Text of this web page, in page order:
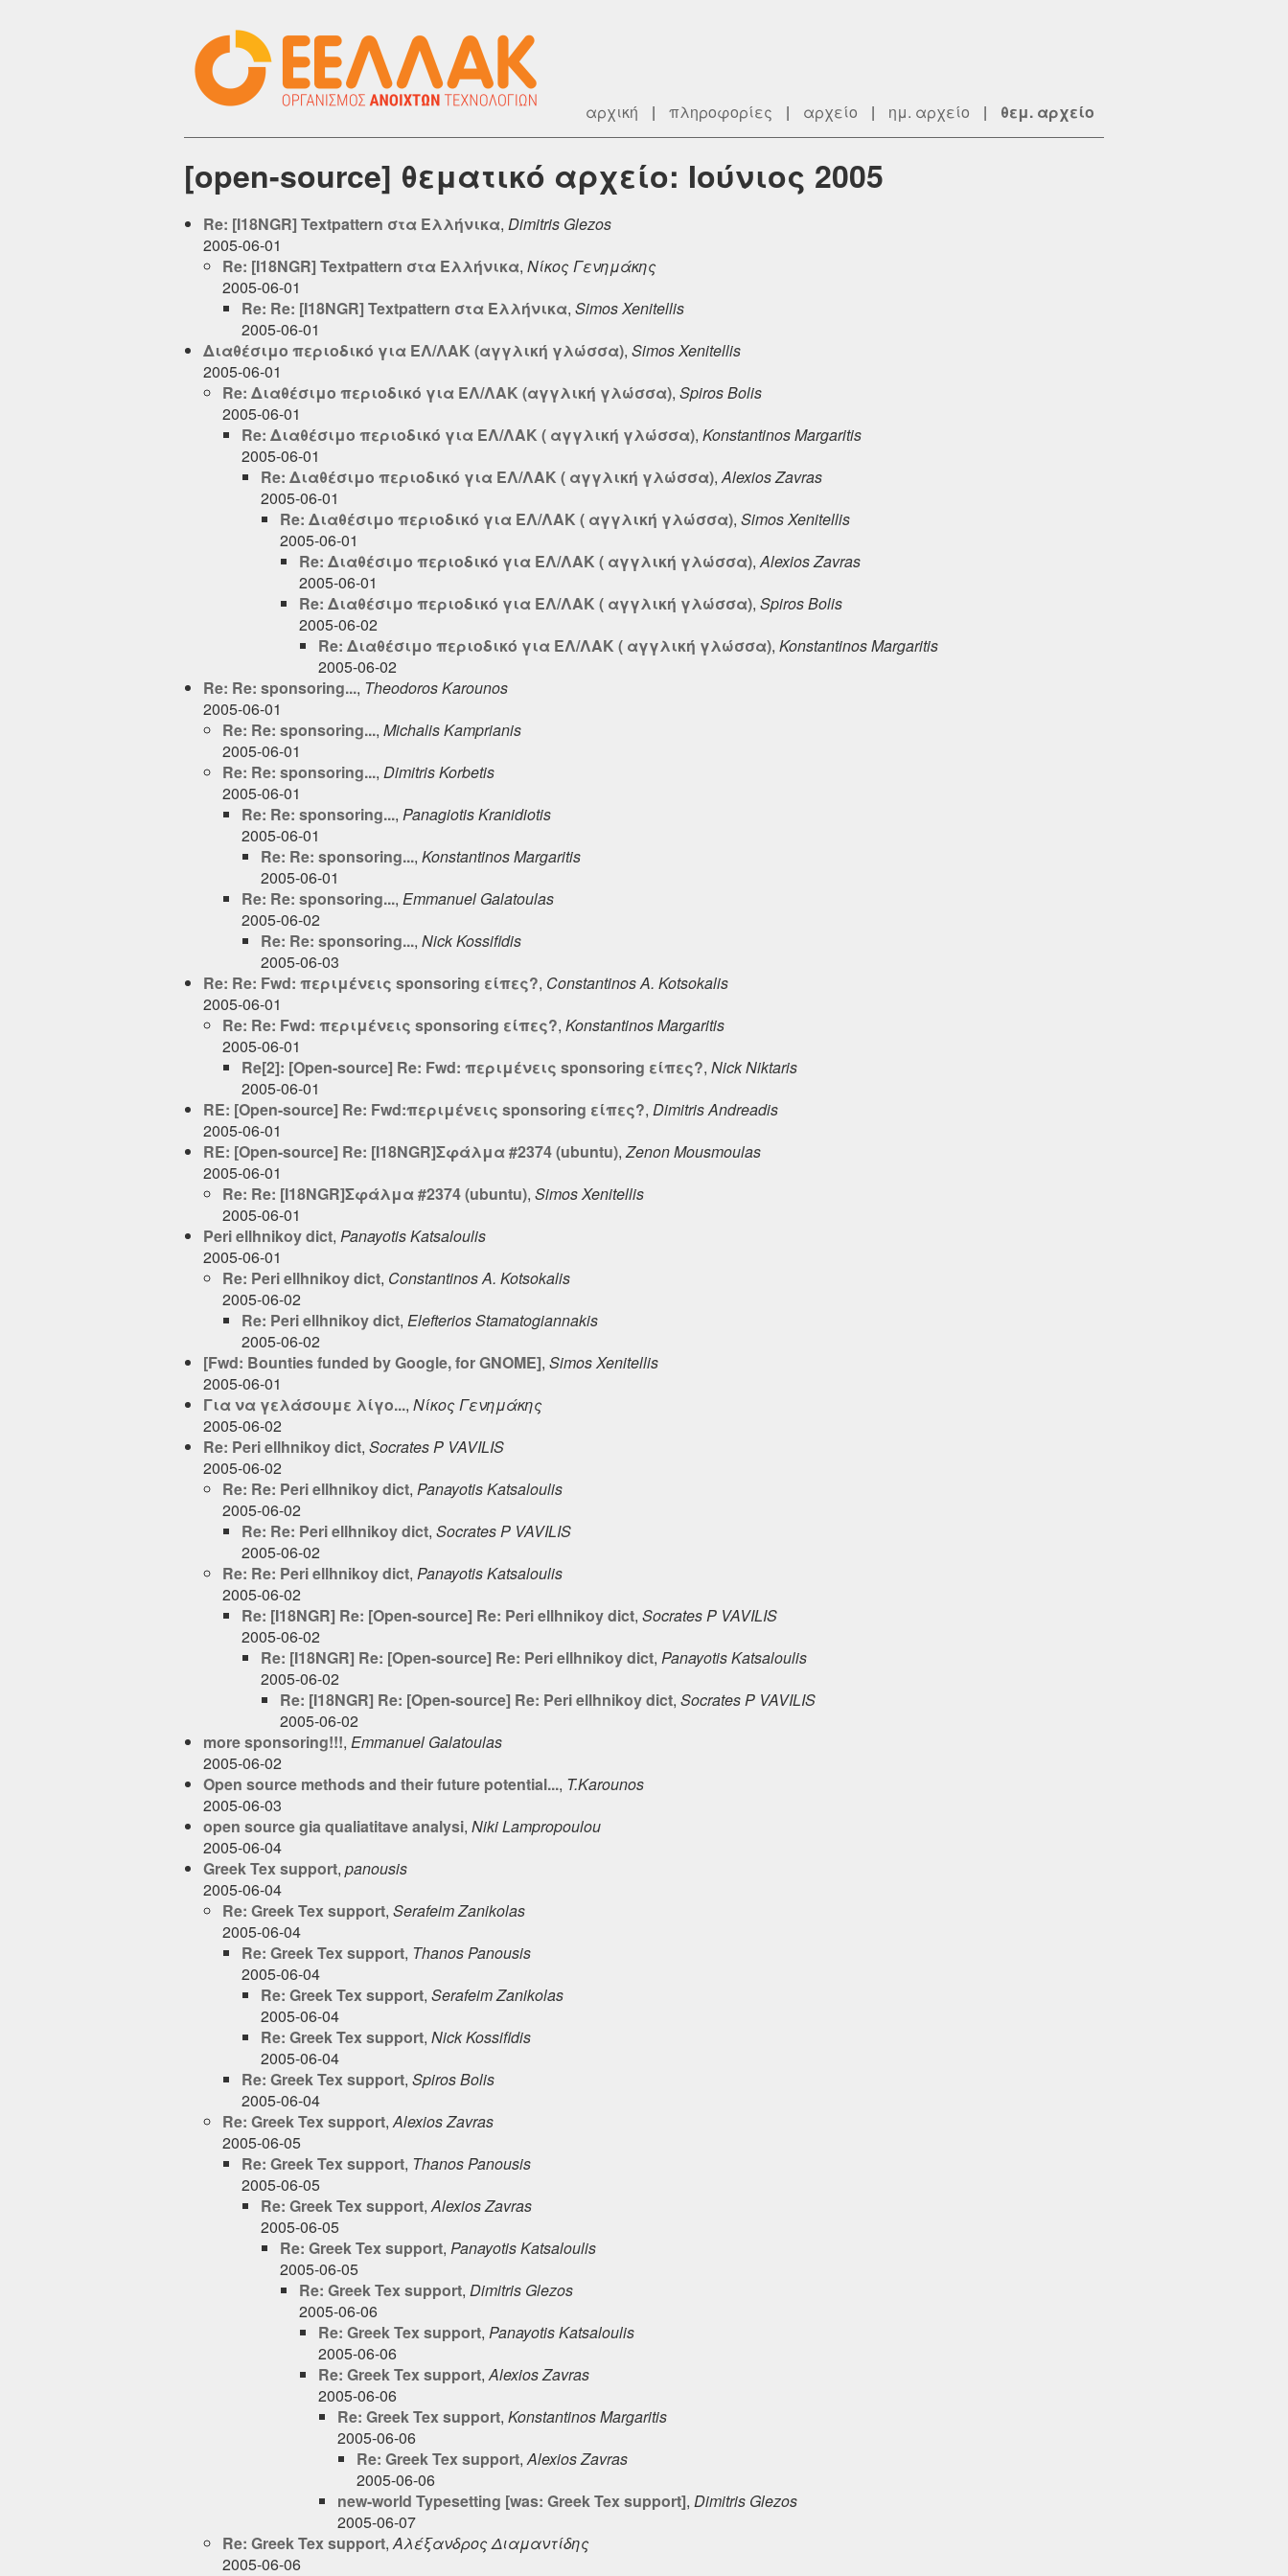
αρχική | πληροφορίες | αρχείο | ημ. αρχείο | θεμ. αρχείο
[open-source] θεματικό αρχείο: Ιούνιος 2005
Re: [I18NGR] Textpattern στα Ελλήνικα, Dimitris Glezos
2005-06-01
Re: [I18NGR] Textpattern στα Ελλήνικα, Νίκος Γενημάκης
2005-06-01
Re: Re: [I18NGR] Textpattern στα Ελλήνικα, Simos Xenitellis
2005-06-01
Διαθέσιμο περιοδικό για ΕΛ/ΛΑΚ (αγγλική γλώσσα), Simos Xenitellis
2005-06-01
Re: Διαθέσιμο περιοδικό για ΕΛ/ΛΑΚ (αγγλική γλώσσα), Spiros Bolis
2005-06-01
Re: Διαθέσιμο περιοδικό για ΕΛ/ΛΑΚ ( αγγλική γλώσσα), Konstantinos Margaritis
2005-06-01
Re: Διαθέσιμο περιοδικό για ΕΛ/ΛΑΚ ( αγγλική γλώσσα),Alexios Zavras
2005-06-01
Re: Διαθέσιμο περιοδικό για ΕΛ/ΛΑΚ ( αγγλική γλώσσα), Simos Xenitellis
2005-06-01
Re: Διαθέσιμο περιοδικό για ΕΛ/ΛΑΚ ( αγγλική γλώσσα),Alexios Zavras
2005-06-01
Re: Διαθέσιμο περιοδικό για ΕΛ/ΛΑΚ ( αγγλική γλώσσα), Spiros Bolis
2005-06-02
Re: Διαθέσιμο περιοδικό για ΕΛ/ΛΑΚ ( αγγλική γλώσσα), Konstantinos Margaritis
2005-06-02
Re: Re: sponsoring..., Theodoros Karounos
2005-06-01
Re: Re: sponsoring..., Michalis Kamprianis
2005-06-01
Re: Re: sponsoring..., Dimitris Korbetis
2005-06-01
Re: Re: sponsoring..., Panagiotis Kranidiotis
2005-06-01
Re: Re: sponsoring..., Konstantinos Margaritis
2005-06-01
Re: Re: sponsoring..., Emmanuel Galatoulas
2005-06-02
Re: Re: sponsoring..., Nick Kossifidis
2005-06-03
Re: Re: Fwd: περιμένεις sponsoring είπες?, Constantinos A. Kotsokalis
2005-06-01
Re: Re: Fwd: περιμένεις sponsoring είπες?, Konstantinos Margaritis
2005-06-01
Re[2]: [Open-source] Re: Fwd: περιμένεις sponsoring είπες?, Nick Niktaris
2005-06-01
RE: [Open-source] Re: Fwd:περιμένεις sponsoring είπες?, Dimitris Andreadis
2005-06-01
RE: [Open-source] Re: [I18NGR]Σφάλμα #2374 (ubuntu),Zenon Mousmoulas
2005-06-01
Re: Re: [I18NGR]Σφάλμα #2374 (ubuntu), Simos Xenitellis
2005-06-01
Peri ellhnikoy dict, Panayotis Katsaloulis
2005-06-01
Re: Peri ellhnikoy dict, Constantinos A. Kotsokalis
2005-06-02
Re: Peri ellhnikoy dict, Elefterios Stamatogiannakis
2005-06-02
[Fwd: Bounties funded by Google, for GNOME], Simos Xenitellis
2005-06-01
Για να γελάσουμε λίγο..., Νίκος Γενημάκης
2005-06-02
Re: Peri ellhnikoy dict, Socrates P VAVILIS
2005-06-02
Re: Re: Peri ellhnikoy dict, Panayotis Katsaloulis
2005-06-02
Re: Re: Peri ellhnikoy dict, Socrates P VAVILIS
2005-06-02
Re: Re: Peri ellhnikoy dict, Panayotis Katsaloulis
2005-06-02
Re: [I18NGR] Re: [Open-source] Re: Peri ellhnikoy dict, Socrates P VAVILIS
2005-06-02
Re: [I18NGR] Re: [Open-source] Re: Peri ellhnikoy dict, Panayotis Katsaloulis
2005-06-02
Re: [I18NGR] Re: [Open-source] Re: Peri ellhnikoy dict, Socrates P VAVILIS
2005-06-02
more sponsoring!!!, Emmanuel Galatoulas
2005-06-02
Open source methods and their future potential..., T.Karounos
2005-06-03
open source gia qualiatitave analysi, Niki Lampropoulou
2005-06-04
Greek Tex support, panousis
2005-06-04
Re: Greek Tex support, Serafeim Zanikolas
2005-06-04
Re: Greek Tex support, Thanos Panousis
2005-06-04
Re: Greek Tex support, Serafeim Zanikolas
2005-06-04
Re: Greek Tex support, Nick Kossifidis
2005-06-04
Re: Greek Tex support, Spiros Bolis
2005-06-04
Re: Greek Tex support,Alexios Zavras
2005-06-05
Re: Greek Tex support, Thanos Panousis
2005-06-05
Re: Greek Tex support,Alexios Zavras
2005-06-05
Re: Greek Tex support, Panayotis Katsaloulis
2005-06-05
Re: Greek Tex support, Dimitris Glezos
2005-06-06
Re: Greek Tex support, Panayotis Katsaloulis
2005-06-06
Re: Greek Tex support,Alexios Zavras
2005-06-06
Re: Greek Tex support, Konstantinos Margaritis
2005-06-06
Re: Greek Tex support,Alexios Zavras
2005-06-06
new-world Typesetting [was: Greek Tex support], Dimitris Glezos
2005-06-07
Re: Greek Tex support,Αλέξανδρος Διαμαντίδης
2005-06-06